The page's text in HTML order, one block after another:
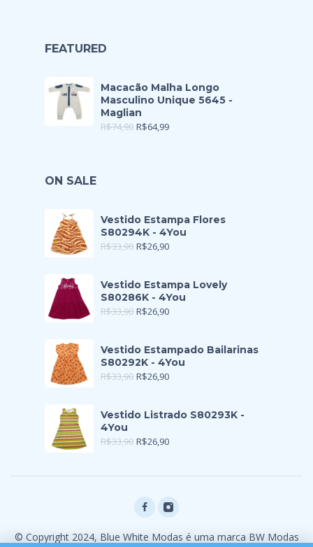
FEATURED
Macacão Malha Longo
Masculino Unique 5645 -
Maglian
R$74,90 R$64,99
ON SALE
Vestido Estampa Flores
S80294K - 4You
R$33,90 R$26,90
Vestido Estampa Lovely
S80286K - 4You
R$33,90 R$26,90
Vestido Estampado Bailarinas
S80292K - 4You
R$33,90 R$26,90
Vestido Listrado S80293K -
4You
R$33,90 R$26,90
© Copyright 2024, Blue White Modas é uma marca BW Modas